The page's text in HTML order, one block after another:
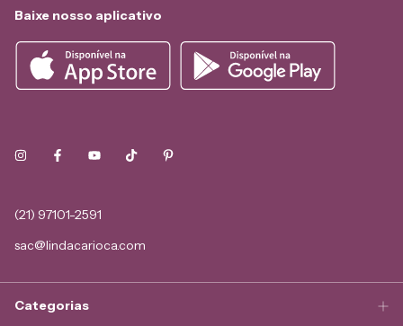
Baixe nosso aplicativo
(21) 97101-2591
sac@lindacarioca.com
Categorias